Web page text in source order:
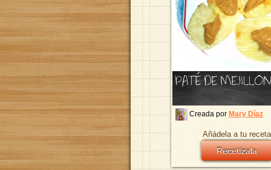
PATÉ DE
Creada por Mary Díaz
Añádela a tu
Recetízala